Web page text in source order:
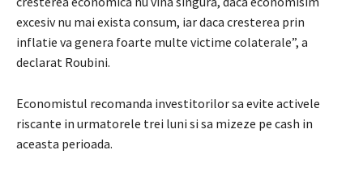
excesiv nu mai exista consum, iar daca cresterea prin
inflatie va genera foarte multe victime colaterale”, a
declarat Roubini.
Economistul recomanda investitorilor sa evite activele
riscante in urmatorele trei luni si sa mizeze pe cash in
aceasta perioada.